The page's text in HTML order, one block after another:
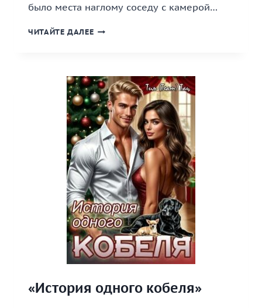
было места наглому соседу с камерой…
ЧИТАЙТЕ ДАЛЕЕ «ДЕКАБРЬ,
(НЕ)ПРИЯТНОСТИ»
«История одного кобеля»